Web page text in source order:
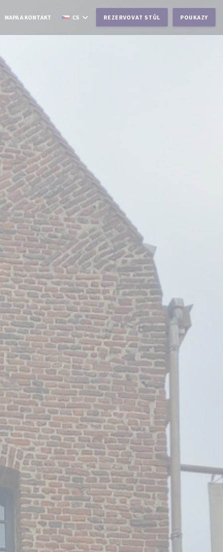
MAPA A KONTAKT CS REZERVOVAT STŮL POUKAZY